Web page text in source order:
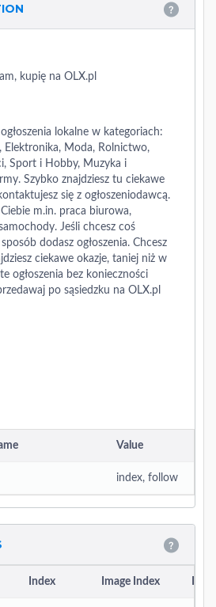
kupię na OLX.pl
lokalne w kategoriach:
Elektronika, Moda, Rolnictwo,
Sport i Hobby, Muzyka i
Szybko znajdziesz tu ciekawe
się z ogłoszeniodawcą.
m.in. praca biurowa,
Jeśli chcesz coś
dodasz ogłoszenia. Chcesz
ciekawe okazje, taniej niż w
ogłoszenia bez konieczności
po sąsiedzku na OLX.pl
Value
index, follow
Index Image Index